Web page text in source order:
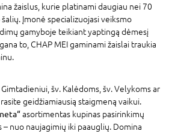
žaislus, kurie platinami daugiau nei 70
šalių. Įmonė specializuojasi veiksmo
gamyboje teikiant yaptingą dėmesį
to, CHAP MEI gaminami žaislai traukia
šv. Kalėdoms, šv. Velykoms ar
geidžiamiausią staigmeną vaikui.
asortimentas kupinas pasirinkimų
– nuo naujagimių iki paauglių. Domina